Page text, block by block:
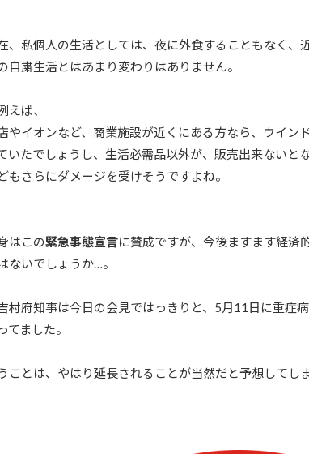
、私個人の生活としては、夜に外食することもなく、
自粛生活とはあまり変わりはありません。
えば、
やイオンなど、商業施設が近くにある方なら、ウイン
いたでしょうし、生活必需品以外が、販売出来ないと
もさらにダメージを受けそうですよね。
はこの緊急事態宣言に賛成ですが、今後ますます経済
ないでしょうか…。
村府知事は今日の会見ではっきりと、5月11日に重症
てました。
ことは、やはり延長されることが当然だと予想してし